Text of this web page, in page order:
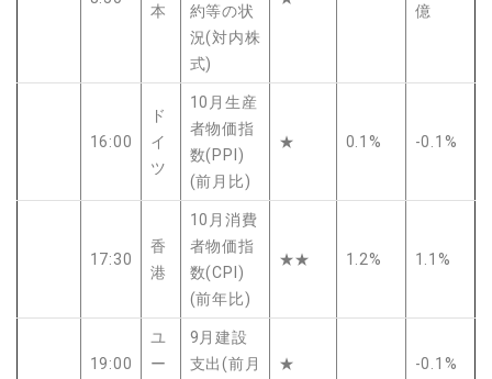
本
約等の状
況(対内株
式)
億
16:00
ド
イ
ツ
10月生産
者物価指
数(PPI)
(前月比)
★ 0.1% -0.1%
17:30
香
港
10月消費
者物価指
数(CPI)
(前年比)
★★ 1.2% 1.1%
19:00
ユ
ー
9月建設
支出(前月
★ -0.1%